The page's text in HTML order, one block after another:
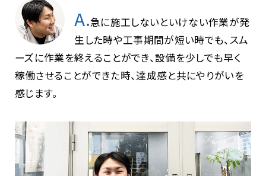
A.急に施工しないといけない作業が発
生した時や工事期間が短い時でも、スム
ーズに作業を終えることができ、設備を少しでも早く
稼働させることができた時、達成感と共にやりがいを
感じます。